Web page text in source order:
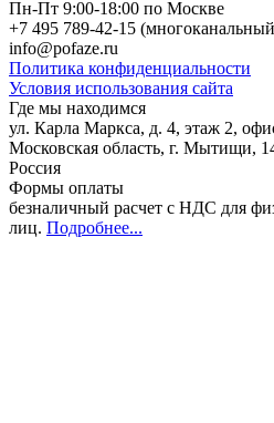
Пн-Пт 9:00-18:00 по Москве
+7 495 789-42-15
info@pofaze.ru
Политика конфиденциальности
Условия использования сайта
Где мы находимся
ул. Карла Маркса, д. 4, этаж 2,
Московская область, г. Мытищи,
Россия
Формы оплаты
безналичный расчет с НДС для
лиц. Подробнее...